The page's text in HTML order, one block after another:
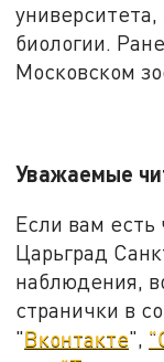
биологии.
Московском
Уважаемые
Если вам
Царьград
наблюдения,
странички в
"Вконтакте",